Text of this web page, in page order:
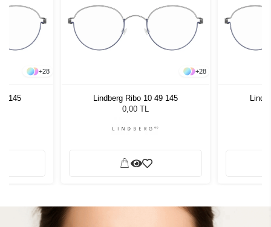
+28
145
+28
Lindberg Ribo 10 49 145
0,00 TL